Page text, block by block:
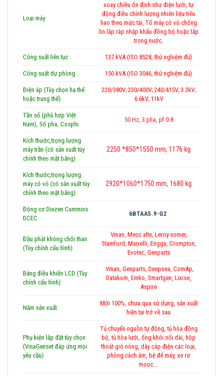
Loại máy
xoay chiều ổn định như điện lưới, tự
động điều chỉnh lượng nhiên liệu tiêu
hao theo mức tải, Tổ máy có vỏ chống
ồn lắp ráp nhập khẩu đồng bộ hoặc lắp
trong nước.
Công suất liên tục 137 kVA (ISO 8528, thử nghiệm đủ)
Công suất dự phòng 150 kVA (ISO 3046, thử nghiệm đủ)
Điện áp (Tùy chọn hạ thế
hoặc trung thế)
220/380V; 230/400V; 240/415V; 3.3kV;
6.6kV; 11kV
Tần số (phù hợp Việt
Nam), Số pha, Cosphi
50 Hz, 3 pha, pf 0.8
Kích thước,trọng lượng
máy trần (có sản xuất tùy
chỉnh theo mặt bằng)
2250 *850*1550 mm, 1176 kg
Kích thước,trọng lượng
máy có vỏ (có sản xuất tùy
chỉnh theo mặt bằng)
2920*1060*1750 mm, 1680 kg
Động cơ Diezen Cummins
DCEC
6BTAA5.9-G2
Đầu phát không chổi than
(Tùy chỉnh cấu hình)
Vman, Mecc alte, Leroy-somer,
Stamford, Marrelli, Engga, Crompton,
Evotec, Genparts
Bảng điều khiển LCD (Tùy
chỉnh cấu hình)
Vman, Genparts, Deepsea, ComAp,
Datakom, Emko, Smartgen, Lixise,
Aspire
Năm sản xuất
Mới 100%, chưa qua sử dụng, sản xuất
hiện tại trở về sau
Phụ kiện lắp đặt tùy chọn
(VinaGenset đáp ứng mọi
yêu cầu)
Tủ chuyển nguồn tự động, tủ hòa đồng
bộ, tủ hòa lưới, ống khói nối dài, hộp
thoát gió nóng, dây cáp điện các loại,
phòng cách âm, bệ để máy, xe rơ
mooc….